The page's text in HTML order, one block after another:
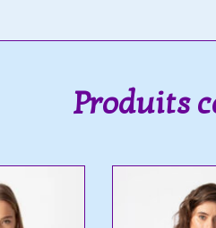
Produits